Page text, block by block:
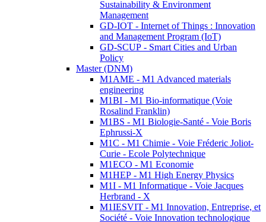
Sustainability & Environment
Management
GD-IOT - Internet of Things : Innovation
and Management Program (IoT)
GD-SCUP - Smart Cities and Urban
Policy
Master (DNM)
M1AME - M1 Advanced materials
engineering
M1BI - M1 Bio-informatique (Voie
Rosalind Franklin)
M1BS - M1 Biologie-Santé - Voie Boris
Ephrussi-X
M1C - M1 Chimie - Voie Fréderic Joliot-
Curie - Ecole Polytechnique
M1ECO - M1 Economie
M1HEP - M1 High Energy Physics
M1I - M1 Informatique - Voie Jacques
Herbrand - X
M1IESVIT - M1 Innovation, Entreprise, et
Société - Voie Innovation technologique